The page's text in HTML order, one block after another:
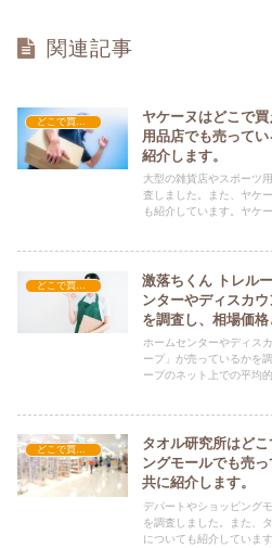
関連記事
ヤケーヌはどこで
用品店でも売って
紹介します。
大型の雑貨店やスポーツ
査しました。また、ヤケ
も紹介しています。ヤケ
激落ちくん トレル
ンターやディスカ
を調査し、相場価格
ホームセンターやディス
ープ」が売っているかを
ープのネット上での平均
タオル研究所はど
ングモールでも売
共に紹介します。
デパートやショッピング
を調査しました。また、
についても紹介していま